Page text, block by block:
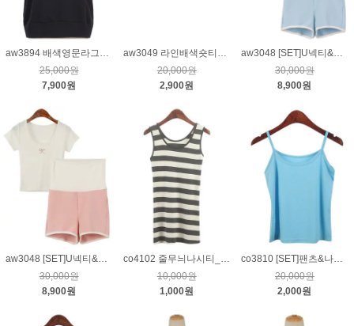
25,000원
7,900원
20,000원
2,900원
30,000원
8,900원
aw3048 [SET]U넥티&하이웨이스트팬츠_핑크
30,000원
8,900원
co4102 줄무늬나시티_차콜
10,000원
1,000원
co3810 [SET]팬츠&나시_하늘
20,000원
2,000원